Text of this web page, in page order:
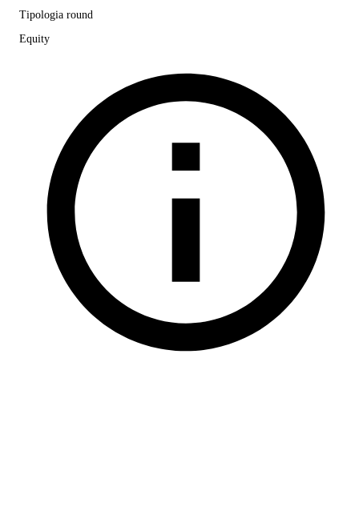
Tipologia round
Equity